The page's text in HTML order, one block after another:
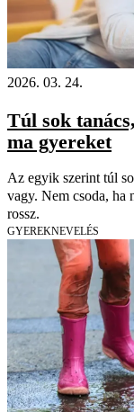
2026. 03. 24.
Túl sok
ma gyereket
Az egyik szerint túl
vagy. Nem csoda, ha
rossz.
GYEREKNEVELÉS